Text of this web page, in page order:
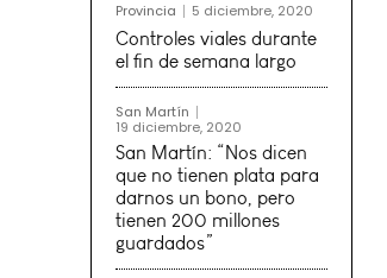
Provincia 5 diciembre, 2020
Controles viales durante
el fin de semana largo
San Martín
19 diciembre, 2020
San Martín: “Nos dicen
que no tienen plata para
darnos un bono, pero
tienen 200 millones
guardados”